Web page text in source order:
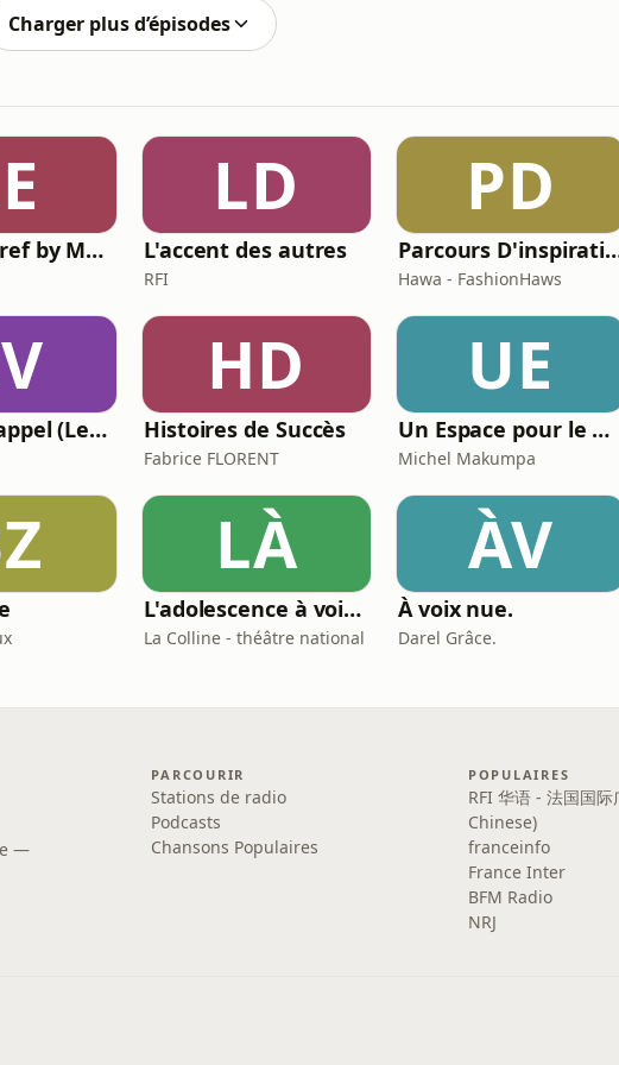
Charger plus d’épisodes
L'info en bref by MY INFO+
LD
L'accent des autres
RFI
PD
Parcours
Hawa - FashionHaws
ça valait l'appel (Les meilleures histoires de la relation client)
HD
Histoires de Succès
Fabrice FLORENT
UE
Un Espace pour le Deuil
Michel Makumpa
LÀ
L'adolescence à voix haute
La Colline - théâtre national
ÀV
À voix nue.
Darel Grâce.
—
PARCOURIR
Stations de radio
Podcasts
Chansons Populaires
POPULAIRES
RFI 华语 - 法国国际
Chinese)
franceinfo
France Inter
BFM Radio
NRJ